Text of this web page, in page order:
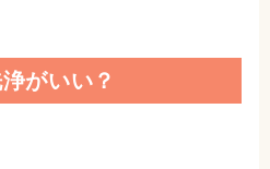
がいい？